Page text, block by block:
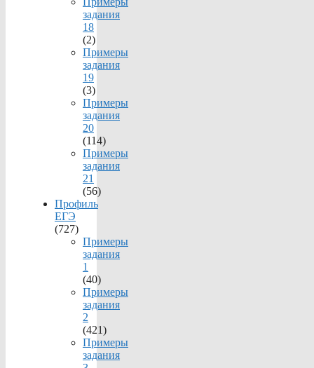
задания
18
(2)
Примеры
задания
19
(3)
Примеры
задания
20
(114)
Примеры
задания
21
(56)
Профиль
ЕГЭ
(727)
Примеры
задания
1
(40)
Примеры
задания
2
(421)
Примеры
задания